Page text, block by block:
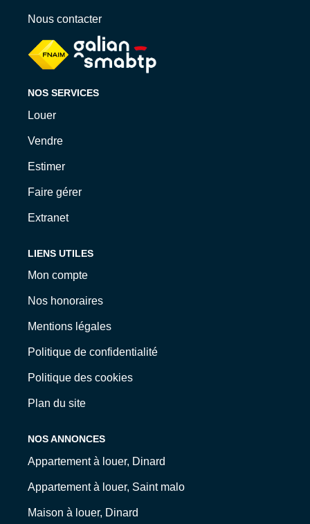
Nous contacter
NOS SERVICES
Louer
Vendre
Estimer
Faire gérer
Extranet
LIENS UTILES
Mon compte
Nos honoraires
Mentions légales
Politique de confidentialité
Politique des cookies
Plan du site
NOS ANNONCES
Appartement à louer, Dinard
Appartement à louer, Saint malo
Maison à louer, Dinard